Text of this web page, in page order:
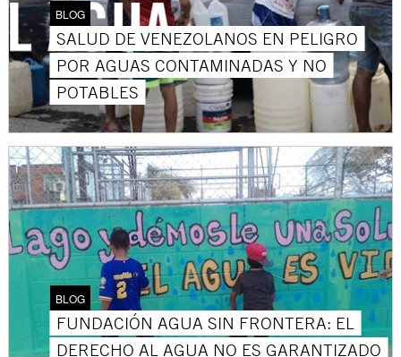
BLOG
SALUD DE VENEZOLANOS EN PELIGRO
POR AGUAS CONTAMINADAS Y NO
POTABLES
BLOG
FUNDACIÓN AGUA SIN FRONTERA: EL
DERECHO AL AGUA NO ES GARANTIZADO